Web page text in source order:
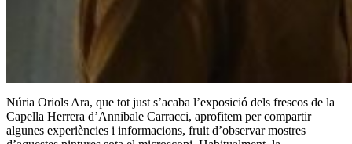
Núria Oriols Ara, que tot just s’acaba l’exposició dels frescos de la
Capella Herrera d’Annibale Carracci, aprofitem per compartir
algunes experiències i informacions, fruit d’observar mostres